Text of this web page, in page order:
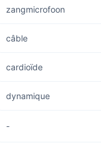
zangmicrofoon
câble
cardioïde
dynamique
-